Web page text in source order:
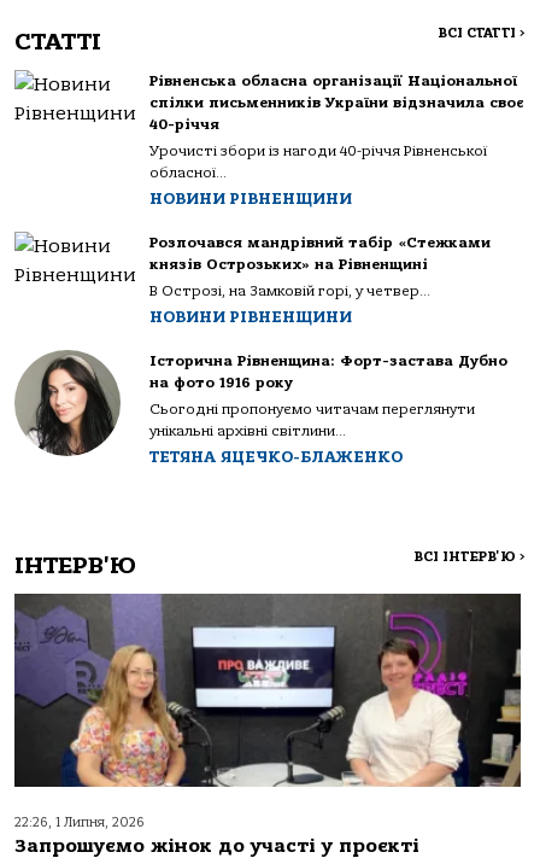
СТАТТІ ВСІ СТАТТІ >
Рівненська обласна організації Національної
спілки письменників України відзначила своє
40-річчя
Урочисті збори із нагоди 40-річчя Рівненської
обласної...
НОВИНИ РІВНЕНЩИНИ
Розпочався мандрівний табір «Стежками
князів Острозьких» на Рівненщині
В Острозі, на Замковій горі, у четвер...
НОВИНИ РІВНЕНЩИНИ
Історична Рівненщина: Форт-застава Дубно
на фото 1916 року
Сьогодні пропонуємо читачам переглянути
унікальні архівні світлини...
ТЕТЯНА ЯЦЕЧКО-БЛАЖЕНКО
ІНТЕРВ'Ю ВСІ ІНТЕРВ'Ю >
22:26, 1 Липня, 2026
Запрошуємо жінок до участі у проєкті